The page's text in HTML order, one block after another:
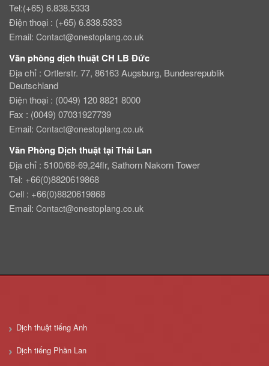
Tel:(+65) 6.838.5333
Điện thoại : (+65) 6.838.5333
Email: Contact@onestoplang.co.uk
Văn phòng dịch thuật CH LB Đức
Địa chỉ : Ortlerstr. 77, 86163 Augsburg, Bundesrepublik
Deutschland
Điện thoại : (0049) 120 8821 8000
Fax : (0049) 07031927739
Email: Contact@onestoplang.co.uk
Văn Phòng Dịch thuật tại Thái Lan
Địa chỉ : 5100/68-69,24flr, Sathorn Nakorn Tower
Tel: +66(0)8820619868
Cell : +66(0)8820619868
Email: Contact@onestoplang.co.uk
Dịch thuật tiếng Anh
Dịch tiếng Phần Lan